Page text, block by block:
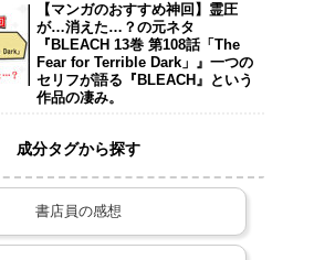
【マンガのおすすめ神回】霊圧
が…消えた…？の元ネタ
『BLEACH 13巻 第108話「The
Fear for Terrible Dark」』一つの
セリフが語る『BLEACH』という
作品の凄み。
成分タグから探す
書店員の感想